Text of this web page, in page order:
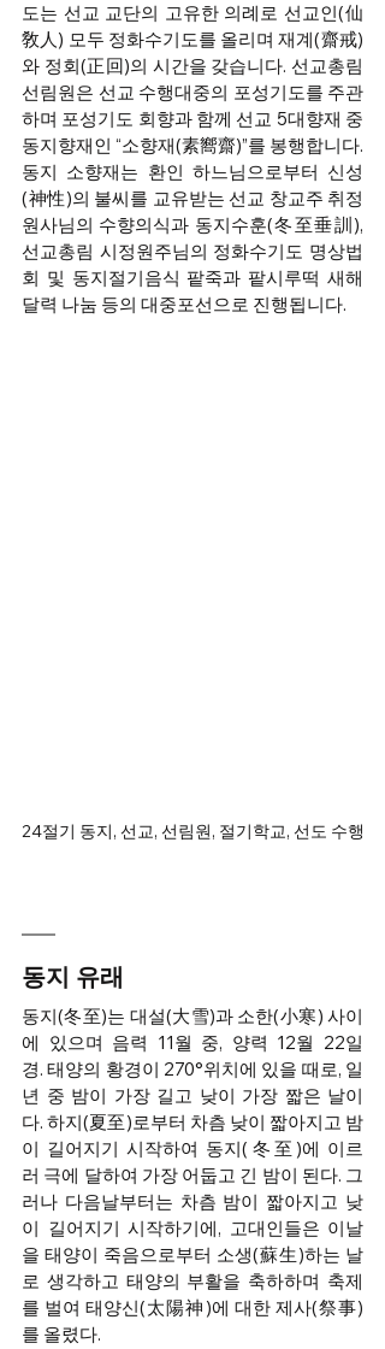
도는 선교 교단의 고유한 의례로 선교인(仙
敎人) 모두 정화수기도를 올리며 재계(齋戒)
와 정회(正回)의 시간을 갖습니다. 선교총림
선림원은 선교 수행대중의 포성기도를 주관
하며 포성기도 회향과 함께 선교 5대향재 중
동지향재인 “소향재(素嚮齋)”를 봉행합니다.
동지 소향재는 환인 하느님으로부터 신성
(神性)의 불씨를 교유받는 선교 창교주 취정
원사님의 수향의식과 동지수훈(冬至垂訓),
선교총림 시정원주님의 정화수기도 명상법
회 및 동지절기음식 팥죽과 팥시루떡 새해
달력 나눔 등의 대중포선으로 진행됩니다.
24절기 동지, 선교, 선림원, 절기학교, 선도 수행
동지 유래
동지(冬至)는 대설(大雪)과 소한(小寒) 사이
에 있으며 음력 11월 중, 양력 12월 22일
경. 태양의 황경이 270°위치에 있을 때로, 일
년 중 밤이 가장 길고 낮이 가장 짧은 날이
다. 하지(夏至)로부터 차츰 낮이 짧아지고 밤
이 길어지기 시작하여 동지(冬至)에 이르
러 극에 달하여 가장 어둡고 긴 밤이 된다. 그
러나 다음날부터는 차츰 밤이 짧아지고 낮
이 길어지기 시작하기에, 고대인들은 이날
을 태양이 죽음으로부터 소생(蘇生)하는 날
로 생각하고 태양의 부활을 축하하며 축제
를 벌여 태양신(太陽神)에 대한 제사(祭事)
를 올렸다.